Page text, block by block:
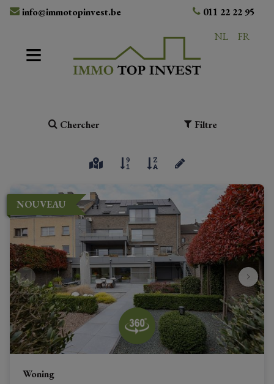
info@immotopinvest.be
011 22 22 95
NL
FR
Chercher Filtre
NOUVEAU
Woning